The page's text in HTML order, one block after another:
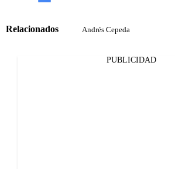
Relacionados Andrés Cepeda
PUBLICIDAD